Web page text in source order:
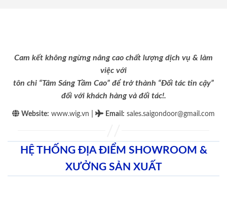
Cam kết không ngừng nâng cao chất lượng dịch vụ & làm
việc với
tôn chỉ “Tâm Sáng Tầm Cao” để trở thành “Đối tác tin cậy”
đối với khách hàng và đối tác!.
Website: www.wig.vn Email : sales.saigondoor@gmail.com
HỆ THỐNG ĐỊA ĐIỂM SHOWROOM &
XƯỞNG SẢN XUẤT